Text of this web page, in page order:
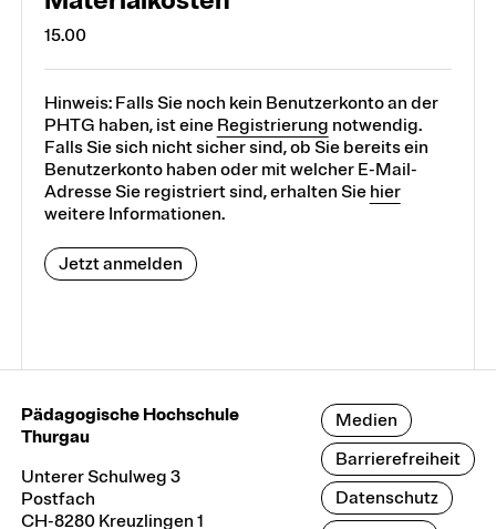
15.00
Hinweis: Falls Sie noch kein Benutzerkonto an der
PHTG haben, ist eine Registrierung notwendig.
Falls Sie sich nicht sicher sind, ob Sie bereits ein
Benutzerkonto haben oder mit welcher E-Mail-
Adresse Sie registriert sind, erhalten Sie hier
weitere Informationen.
Jetzt anmelden
Pädagogische Hochschule
Thurgau
Unterer Schulweg 3
Postfach
CH-8280 Kreuzlingen 1
Medien
Barrierefreiheit
Datenschutz